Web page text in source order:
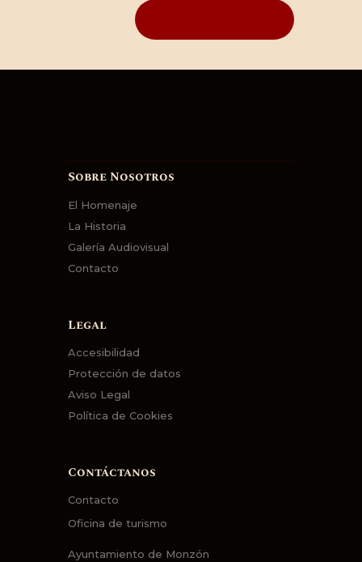
Sobre Nosotros
El Homenaje
La Historia
Galería Audiovisual
Contacto
Legal
Accesibilidad
Protección de datos
Aviso Legal
Política de Cookies
Contáctanos
Contacto
Oficina de turismo
Ayuntamiento de Monzón